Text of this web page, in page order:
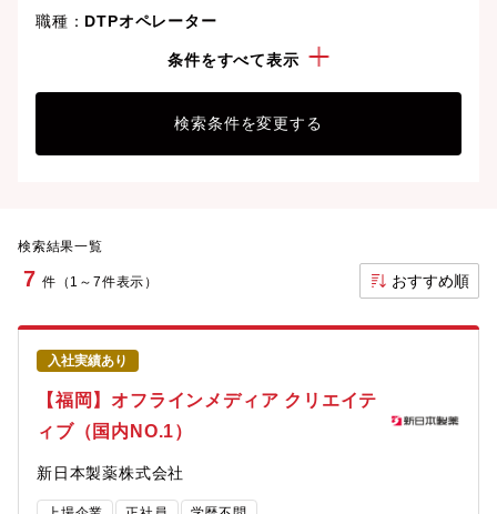
職種： DTPオペレーター
200万円以上条件をすべて表示
検索条件を変更する
検索結果一覧
7 件（1～7件表示） おすすめ順
入社実績あり
【福岡】オフラインメディア クリエイテ
ィブ（国内NO.1）
新日本製薬株式会社